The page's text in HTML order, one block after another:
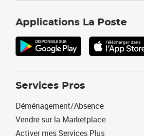
Applications La Poste
Services Pros
Déménagement/Absence
Vendre sur la Marketplace
Activer mes Services Plus